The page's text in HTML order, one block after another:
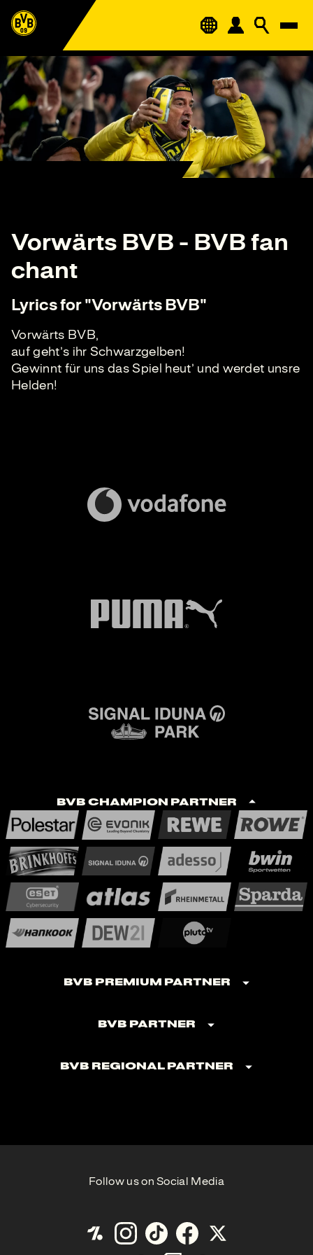
Vorwärts BVB - BVB fan
chant
Lyrics for "Vorwärts BVB"
Vorwärts BVB,
auf geht’s ihr Schwarzgelben!
Gewinnt für uns das Spiel heut’ und werdet unsre
Helden!
BVB Champion Partner
BVB Premium Partner
BVB Partner
BVB Regional Partner
Follow us on Social Media